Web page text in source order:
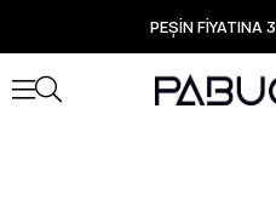
PEŞİN FİYATINA
TÜM ÜRÜNLERDE
Yeni Sezon
Seçili